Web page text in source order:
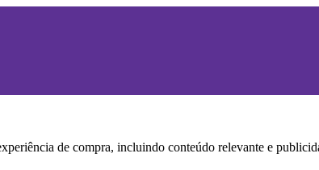
de compra, incluindo conteúdo relevante e